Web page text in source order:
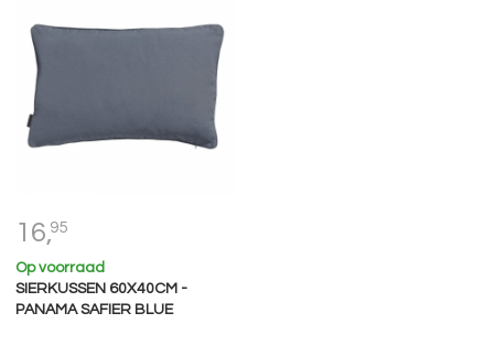
16,95
Op voorraad
SIERKUSSEN 60X40CM -
PANAMA SAFIER BLUE